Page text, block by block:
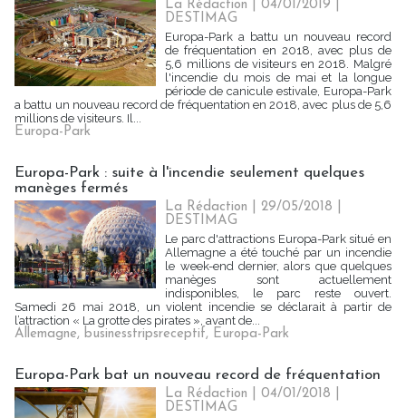
La Rédaction | 04/01/2019
DESTIMAG
Europa-Park a battu un nouveau record
de fréquentation en 2018, avec plus de
5,6 millions de visiteurs en 2018. Malgré
l'incendie du mois de mai et la longue
période de canicule estivale, Europa-Park
a battu un nouveau record de fréquentation en 2018, avec plus de 5,6
millions de visiteurs. Il...
Europa-Park
Europa-Park : suite à l'incendie seulement quelques
manèges fermés
La Rédaction | 29/05/2018
DESTIMAG
Le parc d'attractions Europa-Park situé en
Allemagne a été touché par un incendie
le week-end dernier, alors que quelques
manèges sont actuellement
indisponibles, le parc reste ouvert.
Samedi 26 mai 2018, un violent incendie se déclarait à partir de
l’attraction « La grotte des pirates », avant de...
Allemagne, businesstripsreceptif, Europa-Park
Europa-Park bat un nouveau record de fréquentation
La Rédaction | 04/01/2018
DESTIMAG